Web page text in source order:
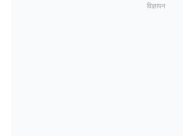
विज्ञापन